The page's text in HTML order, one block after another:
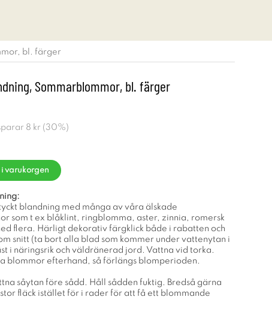
bl. färger
Sommarblommor, bl. färger
8 kr ( 30%)
i varukorgen
blandning med många av våra älskade
som t ex blåklint, ringblomma, aster, zinnia, romersk
flera. Härligt dekorativ färgklick både i rabatten och
snitt (ta bort alla blad som kommer under vattenytan i
i näringsrik och väldränerad jord. Vattna vid torka.
blommor efterhand, så förlängs blomperioden.
såytan före sådd. Håll sådden fuktig. Bredså gärna
fläck istället för i rader för att få ett blommande